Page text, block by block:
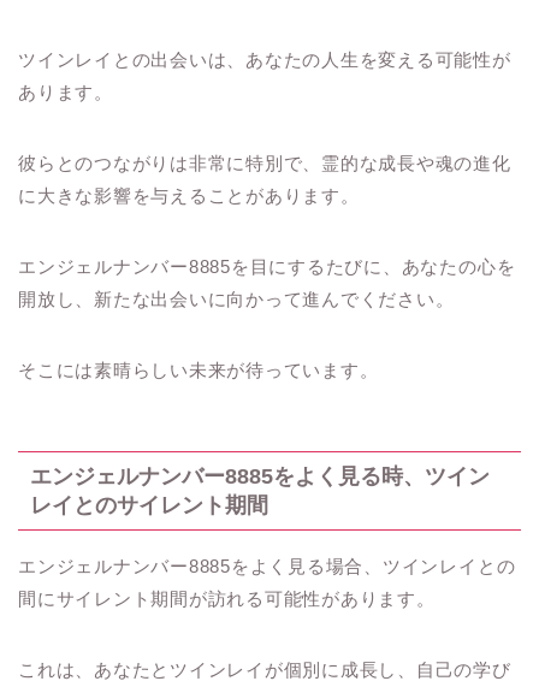
ツインレイとの出会いは、あなたの人生を変える可能性が
あります。
彼らとのつながりは非常に特別で、霊的な成長や魂の進化
に大きな影響を与えることがあります。
エンジェルナンバー8885を目にするたびに、あなたの心を
開放し、新たな出会いに向かって進んでください。
そこには素晴らしい未来が待っています。
エンジェルナンバー8885をよく見る時、ツイン
レイとのサイレント期間
エンジェルナンバー8885をよく見る場合、ツインレイとの
間にサイレント期間が訪れる可能性があります。
これは、あなたとツインレイが個別に成長し、自己の学び